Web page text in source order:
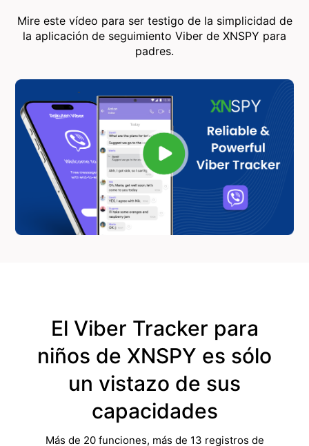
Mire este vídeo para ser testigo de la simplicidad de
la aplicación de seguimiento Viber de XNSPY para
padres.
El Viber Tracker para
niños de XNSPY es sólo
un vistazo de sus
capacidades
Más de 20 funciones, más de 13 registros de